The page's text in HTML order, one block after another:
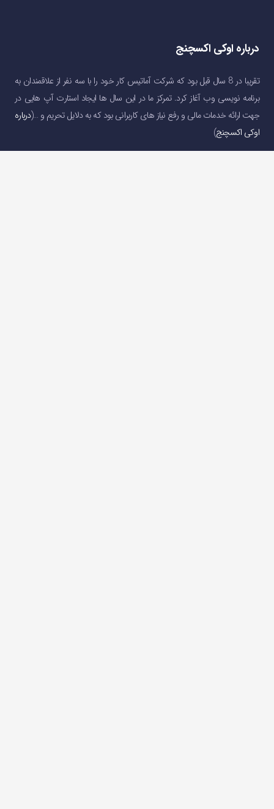
درباره اوکی اکسچنج
تقریبا در 8 سال قبل بود که شرکت آماتیس کار خود را با سه نفر از علاقمندان به
برنامه نویسی وب آغاز کرد. تمرکز ما در این سال ها ایجاد استارت آپ هایی در
جهت ارائه خدمات مالی و رفع نیاز های کاربرانی بود که به دلایل تحریم و …(درباره
اوکی اکسچنج)